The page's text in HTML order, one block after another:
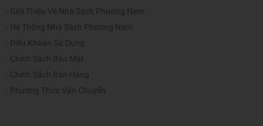
Giới Thiệu Về Nhà Sách Phương Nam
Hệ Thống Nhà Sách Phương Nam
Điều Khoản Sử Dụng
Chính Sách Bảo Mật
Chính Sách Bán Hàng
Phương Thức Vận Chuyển